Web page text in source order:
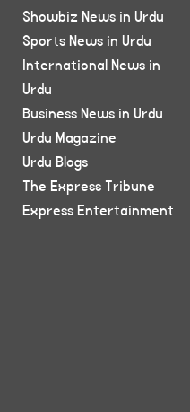
Showbiz News in Urdu
Sports News in Urdu
International News in
Urdu
Business News in Urdu
Urdu Magazine
Urdu Blogs
The Express Tribune
Express Entertainment